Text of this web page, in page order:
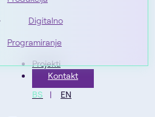
Digitalno
Programiranje
Projekti
Kontakt
BS
EN